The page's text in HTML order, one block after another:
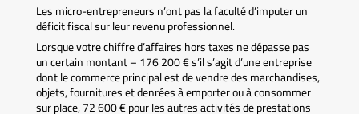
Les micro-entrepreneurs n’ont pas la faculté d’imputer un
déficit fiscal sur leur revenu professionnel.
Lorsque votre chiffre d’affaires hors taxes ne dépasse pas
un certain montant – 176 200 € s’il s’agit d’une entreprise
dont le commerce principal est de vendre des marchandises,
objets, fournitures et denrées à emporter ou à consommer
sur place, 72 600 € pour les autres activités de prestations